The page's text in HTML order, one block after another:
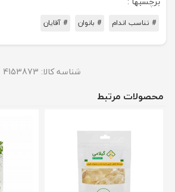
# تناسب اندام # بانوان # آقایان
شناسه کالا: 4153873
محصولات مرتبط